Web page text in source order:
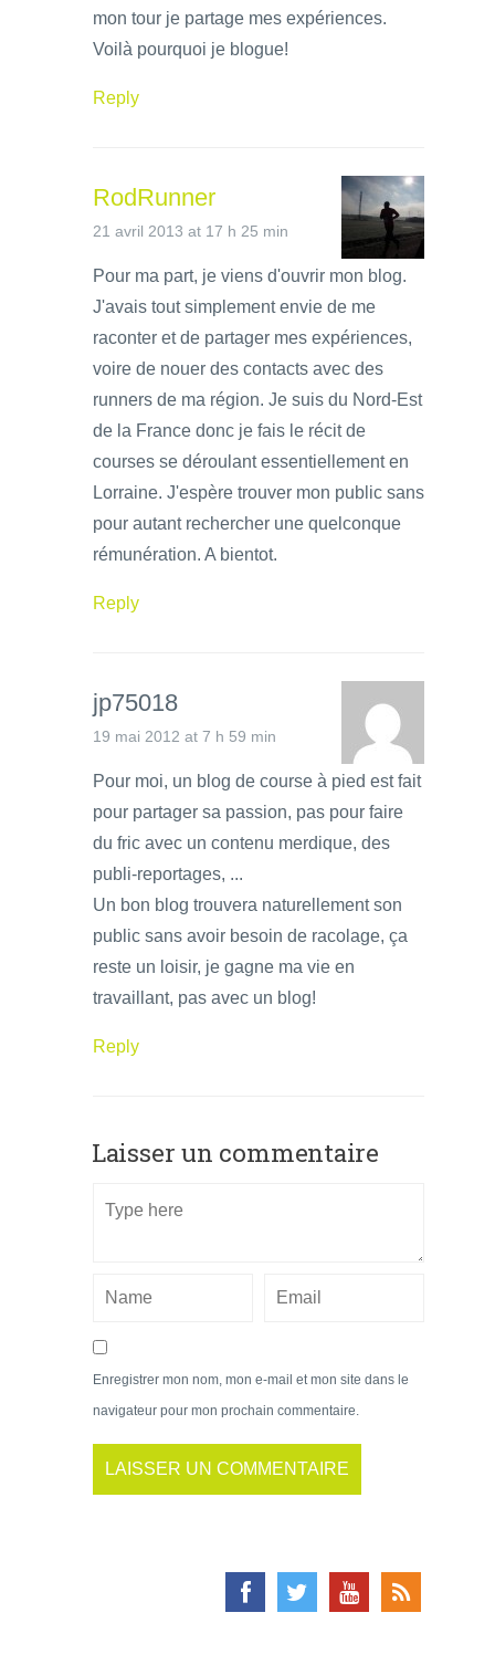
mon tour je partage mes expériences.
Voilà pourquoi je blogue!
Reply
RodRunner
21 avril 2013 at 17 h 25 min
Pour ma part, je viens d'ouvrir mon blog.
J'avais tout simplement envie de me
raconter et de partager mes expériences,
voire de nouer des contacts avec des
runners de ma région. Je suis du Nord-Est
de la France donc je fais le récit de
courses se déroulant essentiellement en
Lorraine. J'espère trouver mon public sans
pour autant rechercher une quelconque
rémunération. A bientot.
Reply
jp75018
19 mai 2012 at 7 h 59 min
Pour moi, un blog de course à pied est fait
pour partager sa passion, pas pour faire
du fric avec un contenu merdique, des
publi-reportages, ...
Un bon blog trouvera naturellement son
public sans avoir besoin de racolage, ça
reste un loisir, je gagne ma vie en
travaillant, pas avec un blog!
Reply
Laisser un commentaire
Enregistrer mon nom, mon e-mail et mon site dans le
navigateur pour mon prochain commentaire.